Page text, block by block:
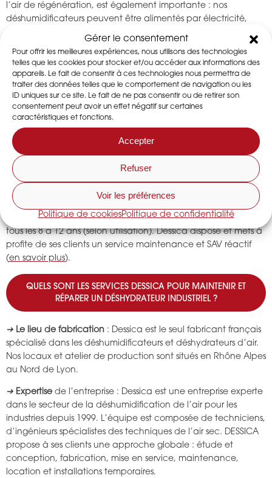
Gérer le consentement
Pour offrir les meilleures expériences, nous utilisons des technologies
telles que les cookies pour stocker et/ou accéder aux informations des
appareils. Le fait de consentir à ces technologies nous permettra de
traiter des données telles que le comportement de navigation ou les
ID uniques sur ce site. Le fait de ne pas consentir ou de retirer son
consentement peut avoir un effet négatif sur certaines
caractéristiques et fonctions.
Accepter
Refuser
Voir les préférences
Politique de cookiesPolitique de confidentialité
l’air de régénération, est également importante : nos
déshumidificateurs peuvent être alimentés par électricité,
vapeur, eau chaude ou gaz, selon vos sources disponibles.
➔Le niveau sonoreest exprimé en dbA. Le volume sonore
moyen des déshumidificateurs d’air industriels est de 63 dB(A)
ce qui équivaut au bruit dans l’habitacle d’une voiture en
mouvement.
Tous les déshumidificateurs Dessica sont des machines
industrielles et ne sont pas conçus pour être installés dans des
domiciles ou des maisons d’habitation résidentielles.
➔ Facilité d’utilisation et de maintenance
: Nos équipements
sont pensés pour un usage industriel, avec une maintenance
simplifiée. Nous recommandons les opérations suivantes : filtres
à changer régulièrement, passage d’un technicien
recommandé une fois par an, roue dessiccante à renouveler
tous les 8 à 12 ans (selon utilisation). Dessica dispose et mets à
profite de ses clients un service maintenance et SAV réactif
(en savoir plus).
QUELS SONT LES SERVICES DESSICA POUR MAINTENIR ET
RÉPARER UN DÉSHYDRATEUR INDUSTRIEL ?
➔ Le lieu de fabrication : Dessica est le seul fabricant français
spécialisé dans les déshumidificateurs et déshydrateurs d’air.
Nos locaux et atelier de production sont situés en Rhône Alpes
au Nord de Lyon.
➔ Expertise de l’entreprise : Dessica est une entreprise experte
dans le secteur de la déshumidification de l’air pour les
industries depuis 1999. L’équipe est composée de techniciens,
d’ingénieurs spécialistes des techniques de l’air sec. DESSICA
propose à ses clients une approche globale : étude et
conception, fabrication, mise en service, maintenance,
location et installations temporaires.